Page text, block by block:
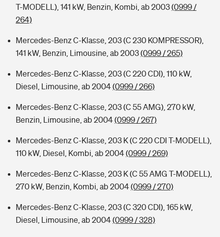
T-MODELL), 141 kW, Benzin, Kombi, ab 2003(0999 /
264)
Mercedes-Benz C-Klasse, 203 (C 230 KOMPRESSOR),
141 kW, Benzin, Limousine, ab 2003(0999 / 265)
Mercedes-Benz C-Klasse, 203 (C 220 CDI), 110 kW,
Diesel, Limousine, ab 2004(0999 / 266)
Mercedes-Benz C-Klasse, 203 (C 55 AMG), 270 kW,
Benzin, Limousine, ab 2004(0999 / 267)
Mercedes-Benz C-Klasse, 203 K (C 220 CDI T-MODELL),
110 kW, Diesel, Kombi, ab 2004(0999 / 269)
Mercedes-Benz C-Klasse, 203 K (C 55 AMG T-MODELL),
270 kW, Benzin, Kombi, ab 2004(0999 / 270)
Mercedes-Benz C-Klasse, 203 (C 320 CDI), 165 kW,
Diesel, Limousine, ab 2004(0999 / 328)